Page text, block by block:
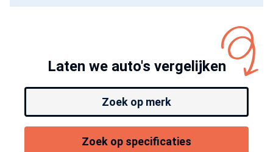
Laten we auto's vergelijken
Zoek op merk
Zoek op specificaties